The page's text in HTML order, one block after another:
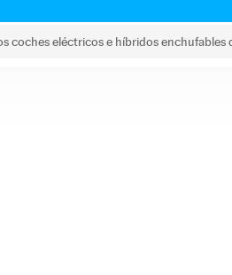
coches eléctricos e híbridos enchufables